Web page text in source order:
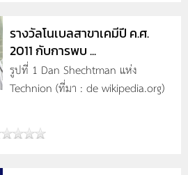
รางวัลโนเบลสาขาเคมีปี ค.ศ.
2011 กับการพบ ...
รูปที่ 1 Dan Shechtman แห่ง
Technion (ที่มา : de wikipedia.org)